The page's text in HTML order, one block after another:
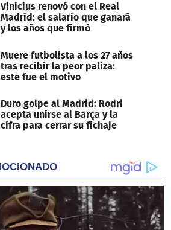
Vinicius renovó con el Real
Madrid: el salario que ganará
y los años que firmó
Muere futbolista a los 27 años
tras recibir la peor paliza:
este fue el motivo
Duro golpe al Madrid: Rodri
acepta unirse al Barça y la
cifra para cerrar su fichaje